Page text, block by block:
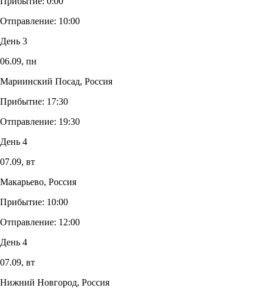
Отправление: 10:00
День 3
06.09, пн
Мариинский Посад, Россия
Прибытие: 17:30
Отправление: 19:30
День 4
07.09, вт
Макарьево, Россия
Прибытие: 10:00
Отправление: 12:00
День 4
07.09, вт
Нижний Новгород, Россия